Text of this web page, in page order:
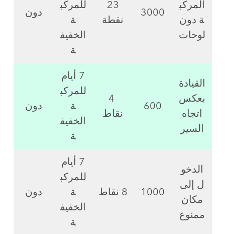
المركب
ة دون
لوحات
3000
23
نقطة
للمركب
ة
الخفيف
ة
دون
القيادة
بعكس
اتجاه
السير
600
4
نقاط
7 أيام
للمركب
ة
الخفيف
ة
دون
الدخو
ل إلى
مكان
ممنوع
1000 8 نقاط
7 أيام
للمركب
ة
الخفيف
ة
دون